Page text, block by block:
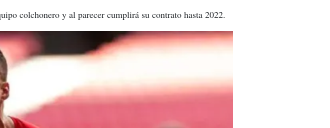
colchonero y al parecer cumplirá su contrato hasta 2022.